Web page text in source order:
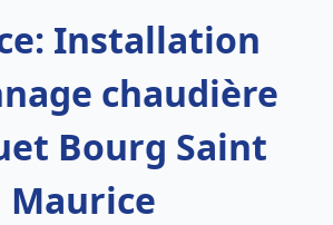
Installation
chaudière
Bourg Saint
Maurice